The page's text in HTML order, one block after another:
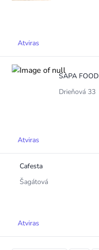
Atviras
SAPA FOOD
Drieňová 33
Atviras
Cafesta
Šagátová
Atviras